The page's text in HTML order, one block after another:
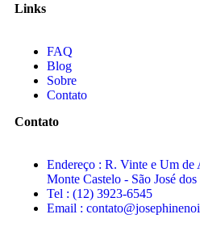
Links
FAQ
Blog
Sobre
Contato
Contato
Endereço : R. Vinte e Um de
Monte Castelo - São José
Tel : (12) 3923-6545
Email :